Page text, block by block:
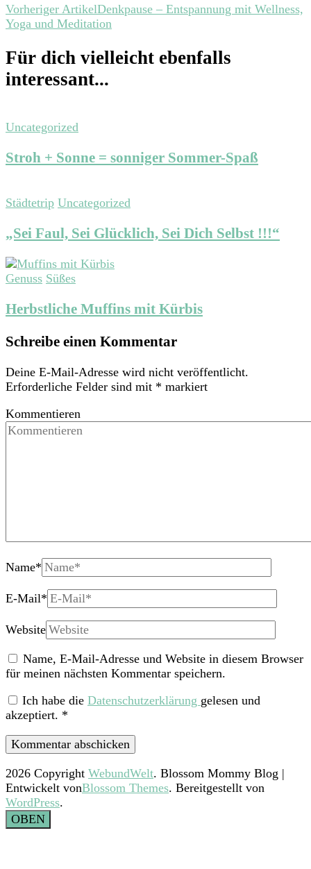
Vorheriger ArtikelDenkpause – Entspannung mit Wellness,
Yoga und Meditation
Für dich vielleicht ebenfalls
interessant...
Uncategorized
Stroh + Sonne = sonniger Sommer-Spaß
Städtetrip Uncategorized
„Sei Faul, Sei Glücklich, Sei Dich Selbst !!!“
Genuss Süßes
Herbstliche Muffins mit Kürbis
Schreibe einen Kommentar
Deine E-Mail-Adresse wird nicht veröffentlicht.
Erforderliche Felder sind mit * markiert
Kommentieren
Name*
E-Mail*
Website
Name, E-Mail-Adresse und Website in diesem Browser
für meinen nächsten Kommentar speichern.
Ich habe die Datenschutzerklärung gelesen und
akzeptiert. *
2026 Copyright WebundWelt. Blossom Mommy Blog |
Entwickelt vonBlossom Themes. Bereitgestellt von
WordPress.
OBEN